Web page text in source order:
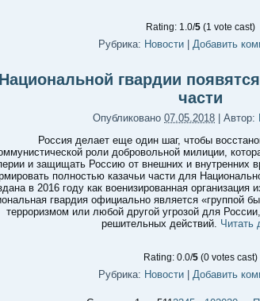
Rating: 1.0/5 (1 vote cast)
Рубрика: Новости| Добавить
гвардии
части
Опубликовано 07.05.2018 Автор:
Россия делает еще один шаг, чтобы
роли добровольной милиции,
и защищать Россию от внешних и внутренних
полностью казачьи части для
в 2016 году как военизированная организация
гвардия официально является «группой
терроризмом или любой другой угрозой для
решительных действий. Читать
Rating: 0.0/5 (0 votes cast)
Рубрика: Новости| Добавить